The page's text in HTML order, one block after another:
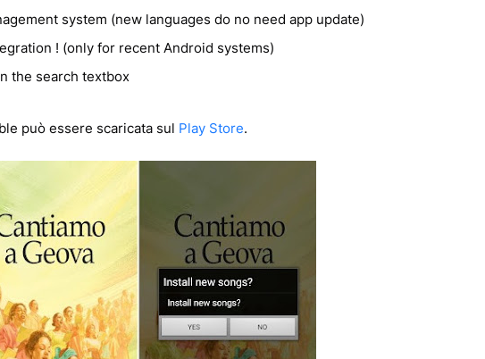
system (new languages do no need app update)
! (only for recent Android systems)
the search textbox
può essere scaricata sul Play Store.